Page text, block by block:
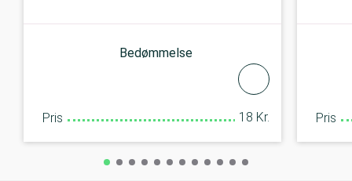
Bedømmelse
Pris 18 Kr. Pris